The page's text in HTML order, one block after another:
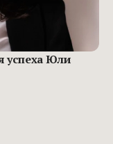
успеха Юли